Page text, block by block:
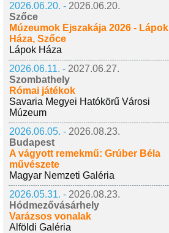
2026.06.20. - 2026.06.20.
Szőce
Múzeumok Éjszakája 2026 - Lápok
Háza, Szőce
Lápok Háza
2026.06.11. - 2027.06.27.
Szombathely
Római játékok
Savaria Megyei Hatókörű Városi
Múzeum
2026.06.05. - 2026.08.23.
Budapest
A vágyott remekmű: Grúber Béla
művészete
Magyar Nemzeti Galéria
2026.05.31. - 2026.08.23.
Hódmezővásárhely
Varázsos vonalak
Alföldi Galéria